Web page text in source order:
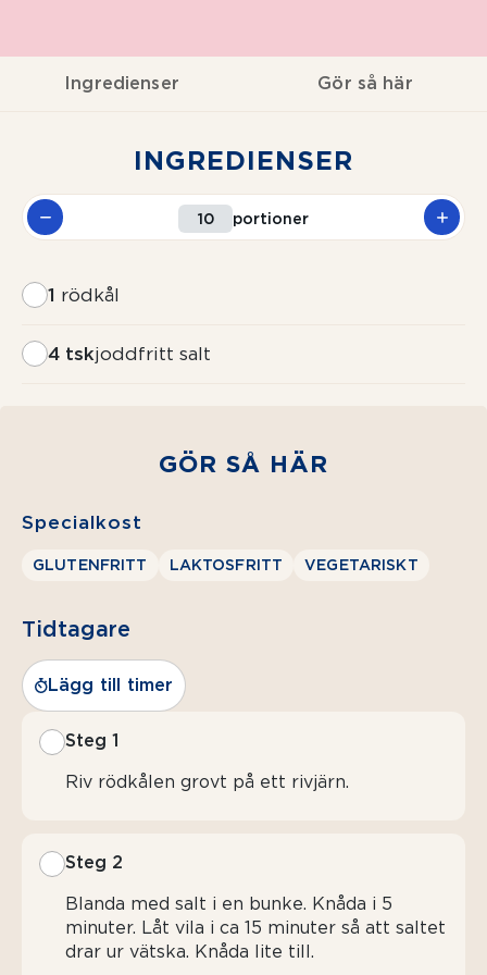
Ingredienser Gör så här
INGREDIENSER
portioner
1 rödkål
4 tskjoddfritt salt
GÖR SÅ HÄR
Specialkost
GLUTENFRITT LAKTOSFRITT VEGETARISKT
Tidtagare
Lägg till timer
Steg 1
Riv rödkålen grovt på ett rivjärn.
Steg 2
Blanda med salt i en bunke. Knåda i 5
minuter. Låt vila i ca 15 minuter så att saltet
drar ur vätska. Knåda lite till.